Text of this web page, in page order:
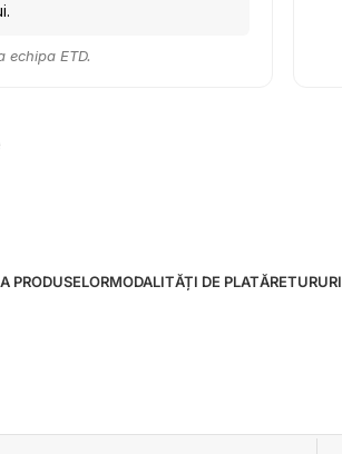
echipa ETD.
PRODUSELORMODALITĂȚI DE PLATĂRETURURI